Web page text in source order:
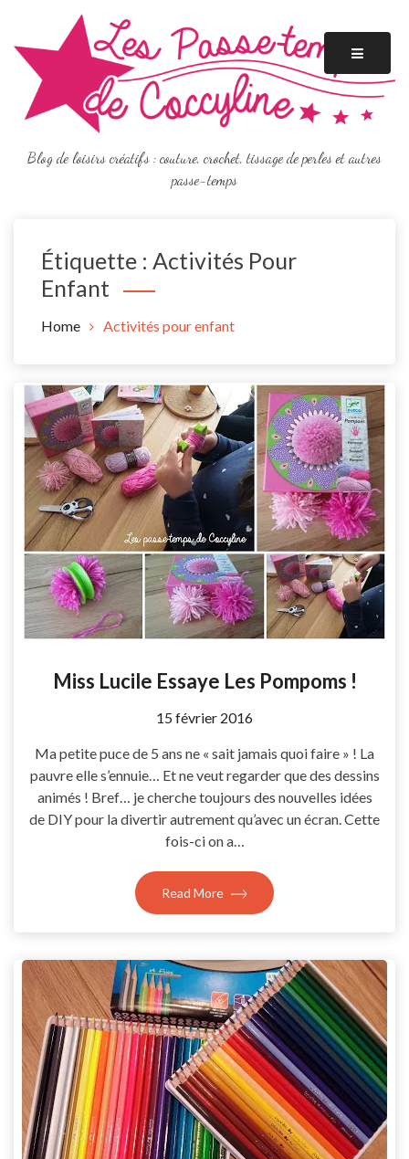
content
Blog de loisirs créatifs : couture, crochet, tissage de perles et autres
passe-temps
Étiquette : Activités Pour
Enfant
Home Activités pour enfant
Miss Lucile Essaye Les Pompoms !
by
15 février 2016
Ma petite puce de 5 ans ne « sait jamais quoi faire » ! La
pauvre elle s’ennuie… Et ne veut regarder que des dessins
animés ! Bref… je cherche toujours des nouvelles idées
de DIY pour la divertir autrement qu’avec un écran. Cette
fois-ci on a…
Read More